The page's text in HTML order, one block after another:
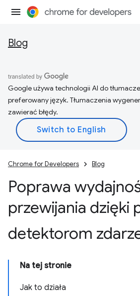
Blog
Google używa technologii AI do
preferowany język. Tłumaczenia
zawierać błędy.
Chrome for Developers Blog
Poprawa
przewijania dzięki
detektorom
Na tej stronie
Jak to działa